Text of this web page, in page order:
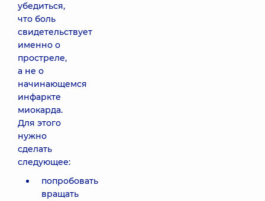
убедиться,
что боль
свидетельствует
именно о
простреле,
а не о
начинающемся
инфаркте
миокарда.
Для этого
нужно
сделать
следующее:
попробовать
вращать